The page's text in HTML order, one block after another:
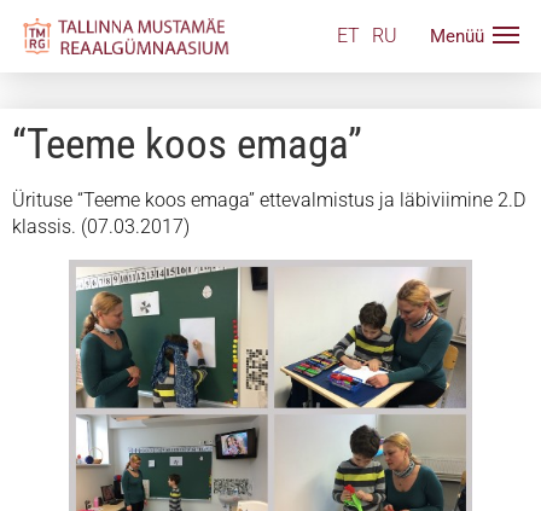
ET RU
“Teeme koos emaga”
Ürituse “Teeme koos emaga” ettevalmistus ja läbiviimine 2.D
klassis. (07.03.2017)